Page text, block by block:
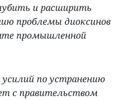
и расширить
проблемы диоксинов
промышленной
по устранению
с правительством